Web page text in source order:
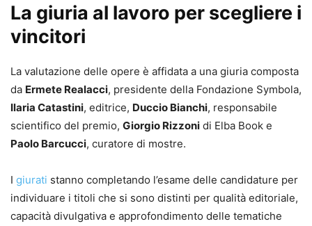
La giuria al lavoro per scegliere i
vincitori
La valutazione delle opere è affidata a una giuria composta
da Ermete Realacci, presidente della Fondazione Symbola,
Ilaria Catastini, editrice, Duccio Bianchi, responsabile
scientifico del premio, Giorgio Rizzoni di Elba Book e
Paolo Barcucci, curatore di mostre.
I giurati stanno completando l’esame delle candidature per
individuare i titoli che si sono distinti per qualità editoriale,
capacità divulgativa e approfondimento delle tematiche